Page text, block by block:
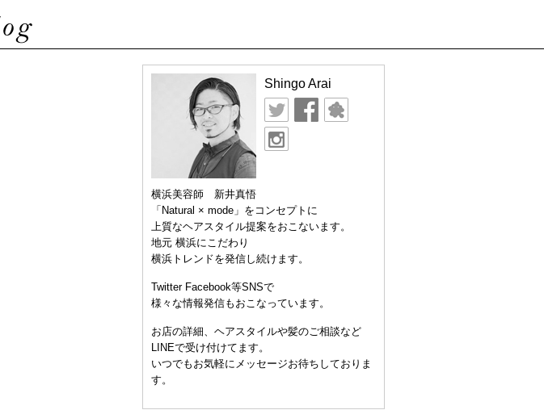
Shingo Arai
横浜美容師 新井真悟
「Natural × mode」をコンセプトに
上質なヘアスタイル提案をおこないます。
地元 横浜にこだわり
横浜トレンドを発信し続けます。
Twitter Facebook等SNSで
様々な情報発信もおこなっています。
お店の詳細、ヘアスタイルや髪のご相談など
LINEで受け付けてます。
いつでもお気軽にメッセージお待ちしておりま
す。